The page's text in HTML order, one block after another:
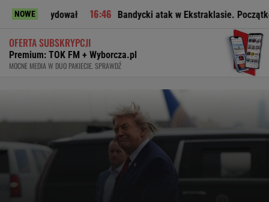
NOWE Bandycki atak w Ekstraklasie. Początkowo sędzia
OFERTA SUBSKRYPCJI
Premium: TOK FM + Wyborcza.pl
MOCNE MEDIA W DUO PAKIECIE. SPRAWDŹ